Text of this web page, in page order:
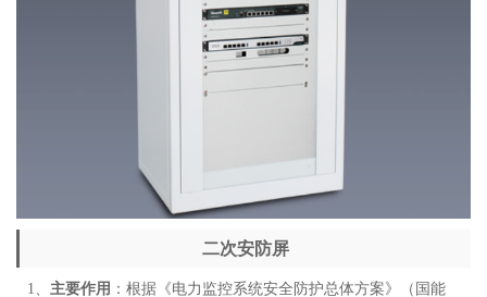
二次安防屏
1、 主要作用 ：根据《电力监控系统安全防护总体方案》（国能